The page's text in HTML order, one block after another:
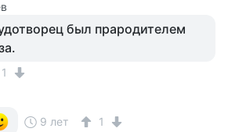
был прародителем
1
9 лет 1